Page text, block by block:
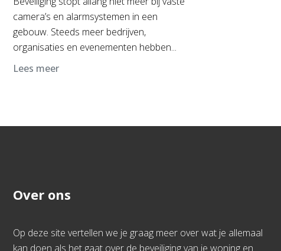
camera’s en alarmsystemen in een
gebouw. Steeds meer bedrijven,
organisaties en evenementen hebben...
Lees meer
Over ons
Op deze site vertellen we je graag meer over wat je allemaal
kan doen als het gaat over de beveiliging van je woning en